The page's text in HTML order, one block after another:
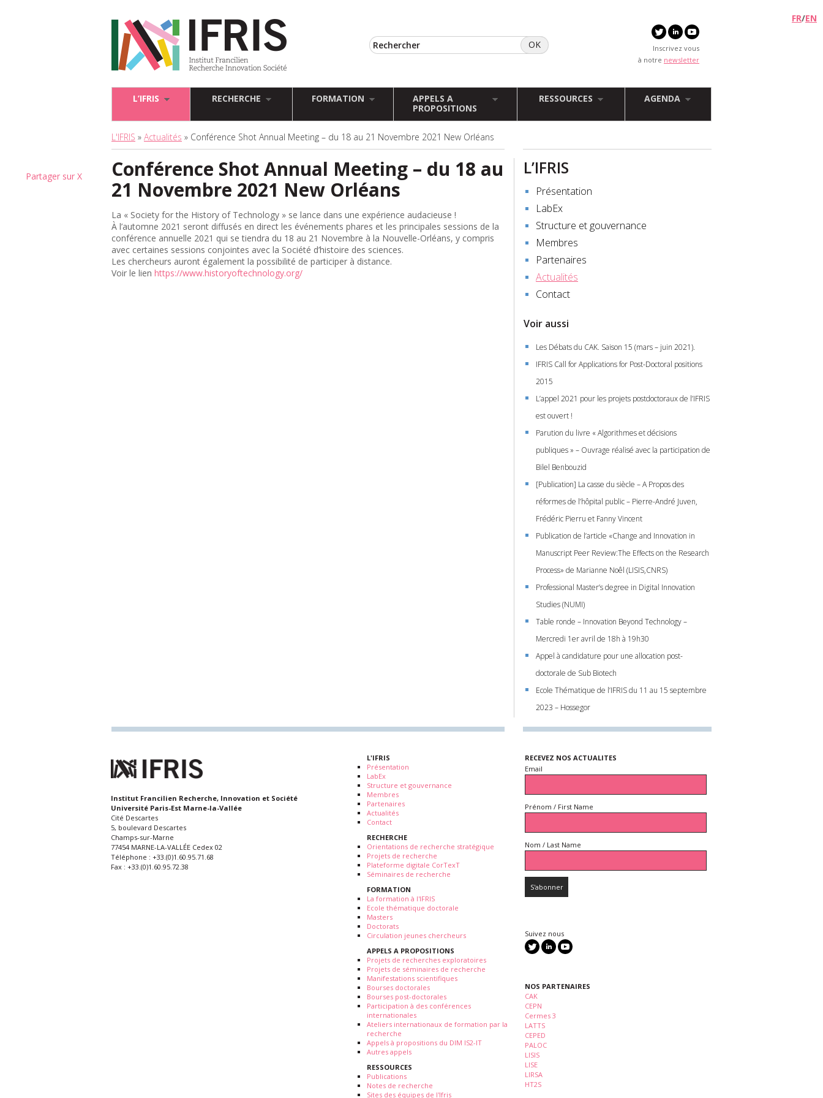
Inscrivez vous
à notre newsletter
FR/EN
L’IFRIS RECHERCHE FORMATION
APPELS A
PROPOSITIONS
RESSOURCES AGENDA
L'IFRIS » Actualités » Conférence Shot Annual Meeting – du 18 au 21 Novembre 2021 New Orléans
Partager sur X
Conférence Shot Annual Meeting – du 18 au
21 Novembre 2021 New Orléans
La « Society for the History of Technology » se lance dans une expérience audacieuse !
À l’automne 2021 seront diffusés en direct les événements phares et les principales sessions de la
conférence annuelle 2021 qui se tiendra du 18 au 21 Novembre à la Nouvelle-Orléans, y compris
avec certaines sessions conjointes avec la Société d’histoire des sciences.
Les chercheurs auront également la possibilité de participer à distance.
Voir le lien https://www.historyoftechnology.org/
L’IFRIS
Présentation
LabEx
Structure et gouvernance
Membres
Partenaires
Actualités
Contact
Voir aussi
Les Débats du CAK. Saison 15 (mars – juin 2021).
IFRIS Call for Applications for Post-Doctoral positions
2015
L’appel 2021 pour les projets postdoctoraux de l’IFRIS
est ouvert !
Parution du livre « Algorithmes et décisions
publiques » – Ouvrage réalisé avec la participation de
Bilel Benbouzid
[Publication] La casse du siècle – A Propos des
réformes de l’hôpital public – Pierre-André Juven,
Frédéric Pierru et Fanny Vincent
Publication de l’article «Change and Innovation in
Manuscript Peer Review:The Effects on the Research
Process» de Marianne Noêl (LISIS,CNRS)
Professional Master’s degree in Digital Innovation
Studies (NUMI)
Table ronde – Innovation Beyond Technology –
Mercredi 1er avril de 18h à 19h30
Appel à candidature pour une allocation post-
doctorale de Sub Biotech
Ecole Thématique de l’IFRIS du 11 au 15 septembre
2023 – Hossegor
Institut Francilien Recherche, Innovation et Société
Université Paris-Est Marne-la-Vallée
Cité Descartes
5, boulevard Descartes
Champs-sur-Marne
77454 MARNE-LA-VALLÉE Cedex 02
Téléphone : +33.(0)1.60.95.71.68
Fax : +33.(0)1.60.95.72.38
L'IFRIS
Présentation
LabEx
Structure et gouvernance
Membres
Partenaires
Actualités
Contact
RECHERCHE
Orientations de recherche stratégique
Projets de recherche
Plateforme digitale CorTexT
Séminaires de recherche
FORMATION
La formation à l'IFRIS
Ecole thématique doctorale
Masters
Doctorats
Circulation jeunes chercheurs
APPELS A PROPOSITIONS
Projets de recherches exploratoires
Projets de séminaires de recherche
Manifestations scientifiques
Bourses doctorales
Bourses post-doctorales
Participation à des conférences
internationales
Ateliers internationaux de formation par la
recherche
Appels à propositions du DIM IS2-IT
Autres appels
RESSOURCES
Publications
Notes de recherche
Sites des équipes de l'Ifris
RECEVEZ NOS ACTUALITES
Email
Prénom / First Name
Nom / Last Name
Suivez nous
NOS PARTENAIRES
CAK
CEPN
Cermes 3
LATTS
CEPED
PALOC
LISIS
LISE
LIRSA
HT2S